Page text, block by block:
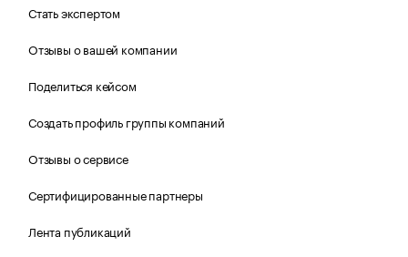
Стать экспертом
Отзывы о вашей компании
Поделиться кейсом
Создать профиль группы компаний
Отзывы о сервисе
Сертифицированные партнеры
Лента публикаций